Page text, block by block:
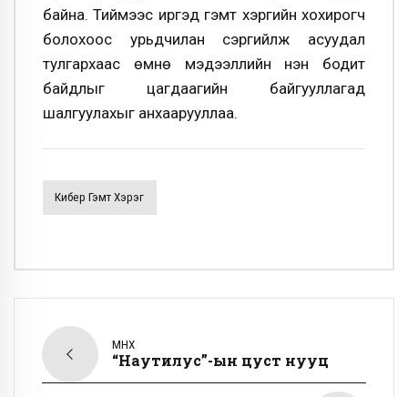
байна. Тиймээс иргэд гэмт хэргийн хохирогч
болохоос урьдчилан сэргийлж асуудал
тулгархаас өмнө мэдээллийн үнэн бодит
байдлыг цагдаагийн байгууллагад
шалгуулахыг анхаарууллаа.
Кибер Гэмт Хэрэг
ӨМНӨХ
“Наутилус”-ын цуст нууц